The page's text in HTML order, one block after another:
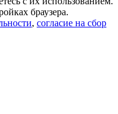
браузера.
, согласие на сбор